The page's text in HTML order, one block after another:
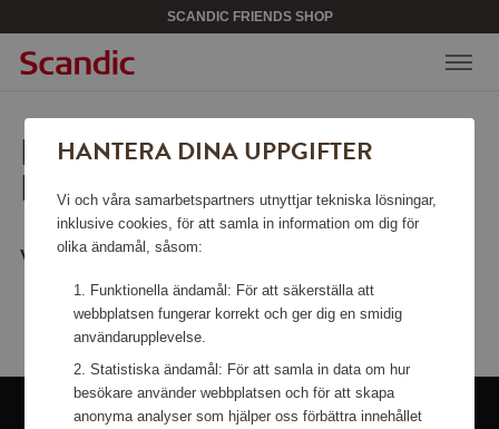
SCANDIC FRIENDS SHOP
LEDSEN, SIDAN KAN INTE
HITTAS.
Vill du gå tillbaka till
HANTERA DINA UPPGIFTER
Vi och våra samarbetspartners utnyttjar tekniska lösningar,
inklusive cookies, för att samla in information om dig för
olika ändamål, såsom:
Funktionella ändamål: För att säkerställa att
webbplatsen fungerar korrekt och ger dig en smidig
användarupplevelse.
Statistiska ändamål: För att samla in data om hur
besökare använder webbplatsen och för att skapa
anonyma analyser som hjälper oss förbättra innehållet